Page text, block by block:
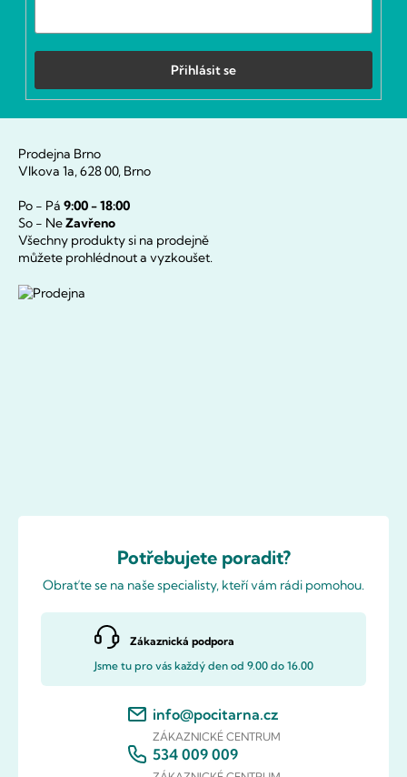
Přihlásit se
Prodejna Brno
Vlkova 1a, 628 00, Brno
Po - Pá 9:00 - 18:00
So - NeZavřeno
Všechny produkty si na prodejně
můžete prohlédnout a vyzkoušet.
Potřebujete poradit?
Obraťte se na naše specialisty, kteří vám rádi pomohou.
Zákaznická podpora
Jsme tu pro vás každý den od 9.00 do 16.00
info@pocitarna.cz
ZÁKAZNICKÉ CENTRUM
534 009 009